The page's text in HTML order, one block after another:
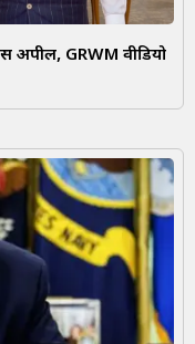
अपील, GRWM वीडियो